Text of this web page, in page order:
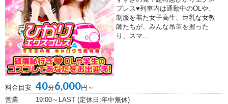
プレス♥列車内は通勤中のOLや、
制服を着た女子高生、巨乳な女教
師たちが、みんな吊革を握った
り、スマ…
料金目安 40分6,000円～
営業
19:00～LAST (定休日:年中無休)